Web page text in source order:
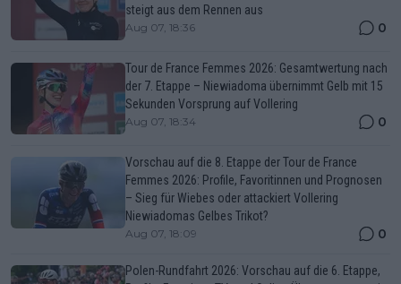
steigt aus dem Rennen aus
Aug 07, 18:36 0
Tour de France Femmes 2026: Gesamtwertung nach
der 7. Etappe – Niewiadoma übernimmt Gelb mit 15
Sekunden Vorsprung auf Vollering
Aug 07, 18:34 0
Vorschau auf die 8. Etappe der Tour de France
Femmes 2026: Profile, Favoritinnen und Prognosen
– Sieg für Wiebes oder attackiert Vollering
Niewiadomas Gelbes Trikot?
Aug 07, 18:09 0
Polen-Rundfahrt 2026: Vorschau auf die 6. Etappe,